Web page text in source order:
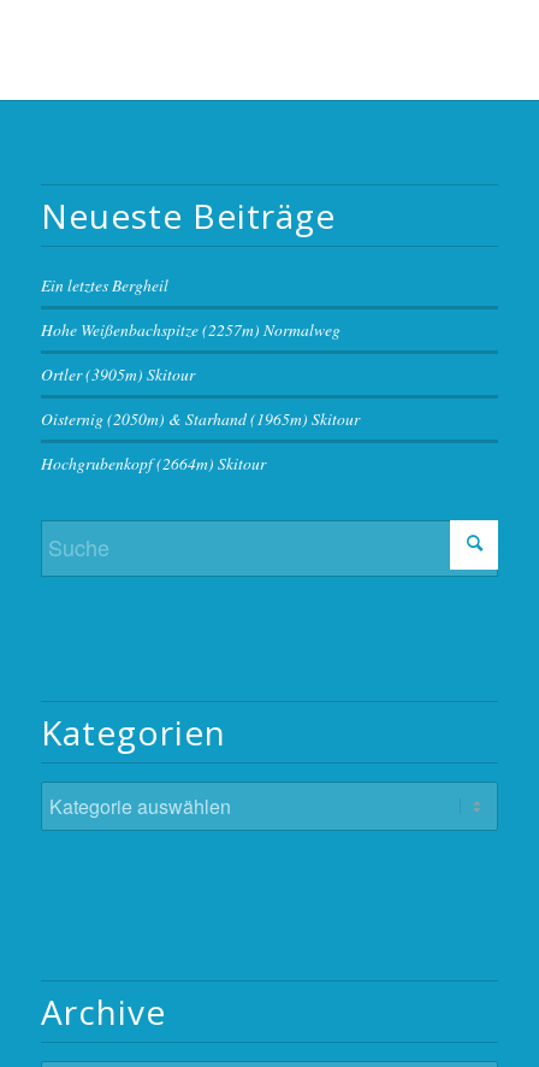
Neueste Beiträge
Ein letztes Bergheil
Hohe Weißenbachspitze (2257m) Normalweg
Ortler (3905m) Skitour
Oisternig (2050m) & Starhand (1965m) Skitour
Hochgrubenkopf (2664m) Skitour
Kategorien
Kategorien
Archive